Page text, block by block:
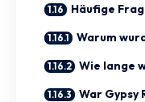
Häufige
Warum
Wie lange
War Gypsy